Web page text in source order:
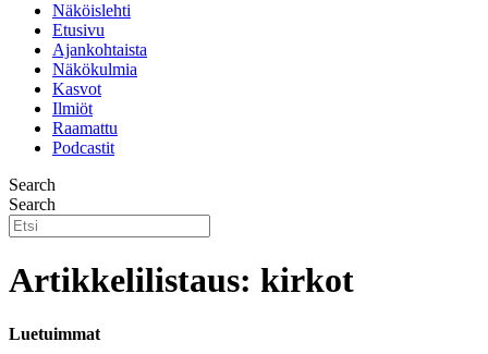
Näköislehti
Etusivu
Ajankohtaista
Näkökulmia
Kasvot
Ilmiöt
Raamattu
Podcastit
Search
Search
Artikkelilistaus: kirkot
Luetuimmat